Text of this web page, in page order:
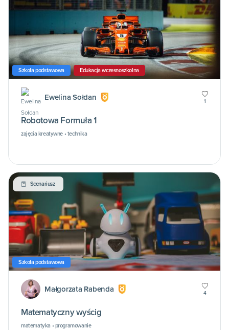
Szkoła podstawowa Edukacja wczesnoszkolna
Ewelina Sołdan 1
Robotowa Formuła 1
zajęcia kreatywne • technika
Scenariusz
Szkoła podstawowa
Małgorzata Rabenda 4
Matematyczny wyścig
matematyka • programowanie